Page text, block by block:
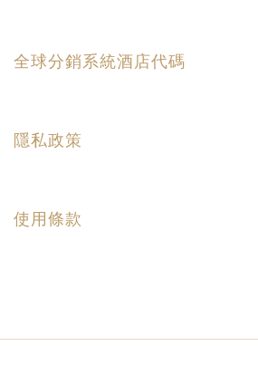
全球分銷系統酒店代碼
隱私政策
使用條款